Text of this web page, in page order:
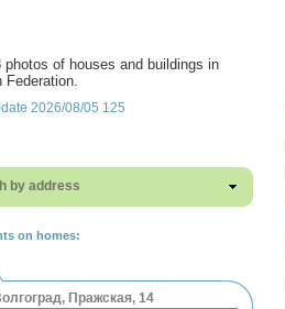
photos of houses and buildings in
Federation.
2026/08/05 125
by address
on homes:
Пражская, 14